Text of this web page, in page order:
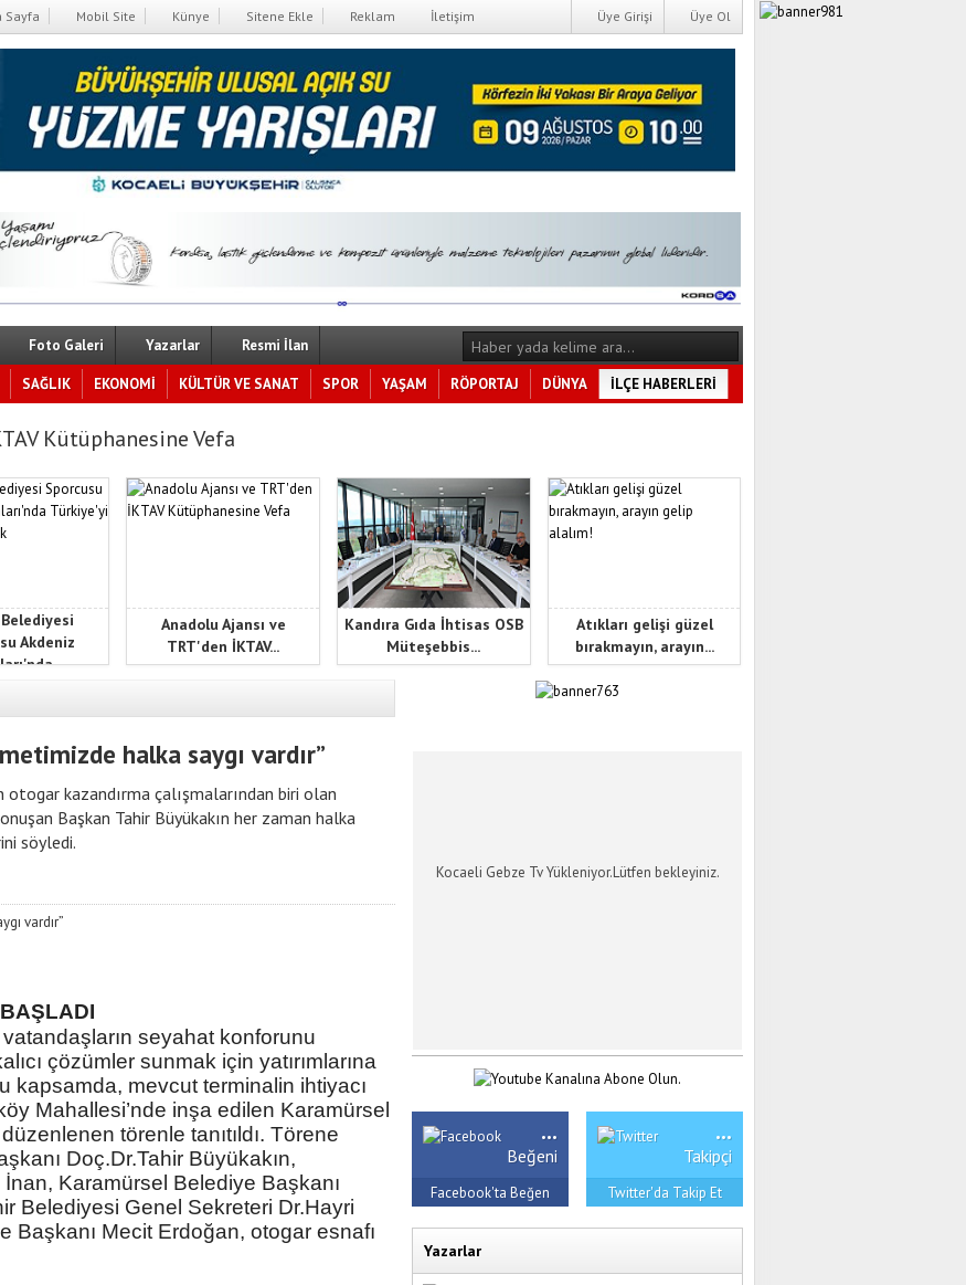
Sayfa Mobil Site Künye Sitene Ekle Reklam İletişim Üye Ol
Üye Girişi
Foto Galeri Yazarlar Resmi İlan
SAĞLIK EKONOMİ KÜLTÜR VE SANAT SPOR YAŞAM RÖPORTAJ DÜNYA
İLÇE HABERLERİ
Kütüphanesine Vefa
Akdeniz
Anadolu Ajansı ve
TRT'den İKTAV...
Kandıra Gıda İhtisas OSB
Müteşebbis...
Atıkları gelişi güzel
bırakmayın, arayın...
halka saygı vardır”
otogar kazandırma çalışmalarından biri olan
Başkan Tahir Büyükakın her zaman halka
söyledi.
seyahat konforunu
çözümler sunmak için yatırımlarına
kapsamda, mevcut terminalin ihtiyacı
Mahallesi’nde inşa edilen Karamürsel
törenle tanıtıldı. Törene
Doç.Dr.Tahir Büyükakın,
Karamürsel Belediye Başkanı
Belediyesi Genel Sekreteri Dr.Hayri
Başkanı Mecit Erdoğan, otogar esnafı
Kocaeli Gebze Tv Yükleniyor.Lütfen bekleyiniz.
...
Beğeni
Facebook'ta Beğen
...
Takipçi
Twitter'da Takip Et
Yazarlar